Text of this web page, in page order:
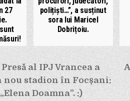
27
polițiști…”, a susținut
sora lui Maricel
Dobrițoiu.
al IPJ Vrancea a
stadion în Focșani:
Doamna”. :)